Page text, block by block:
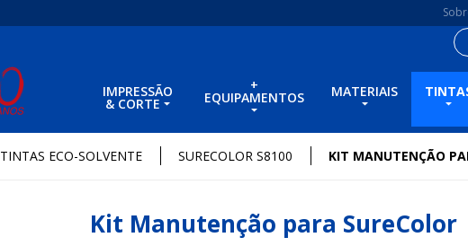
IMPRESSÃO
& CORTE
+
EQUIPAMENTOS MATERIAIS
TINTAS ECO-SOLVENTE SURECOLOR S8100 KIT MANUTENÇÃO
Kit Manutenção para SureColor